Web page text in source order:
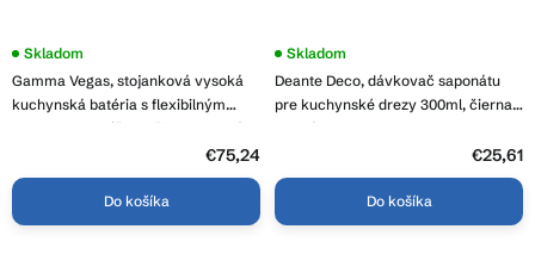
Gamma Vegas, stojanková vysoká
kuchynská batéria s flexibilným
ramenom a spŕškou, čierna matná-
chróm lesklý, GMA-BVSK-CH
Skladom
€75,24
Do košíka
Deante Deco, dávkovač saponátu
pre kuchynské drezy 300ml, čierna
matná, ZZZ_B00D
Skladom
€25,61
Do košíka